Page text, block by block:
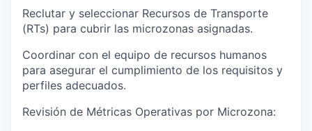
Reclutar y seleccionar Recursos de Transporte
(RTs) para cubrir las microzonas asignadas.
Coordinar con el equipo de recursos humanos
para asegurar el cumplimiento de los requisitos y
perfiles adecuados.
Revisión de Métricas Operativas por Microzona: